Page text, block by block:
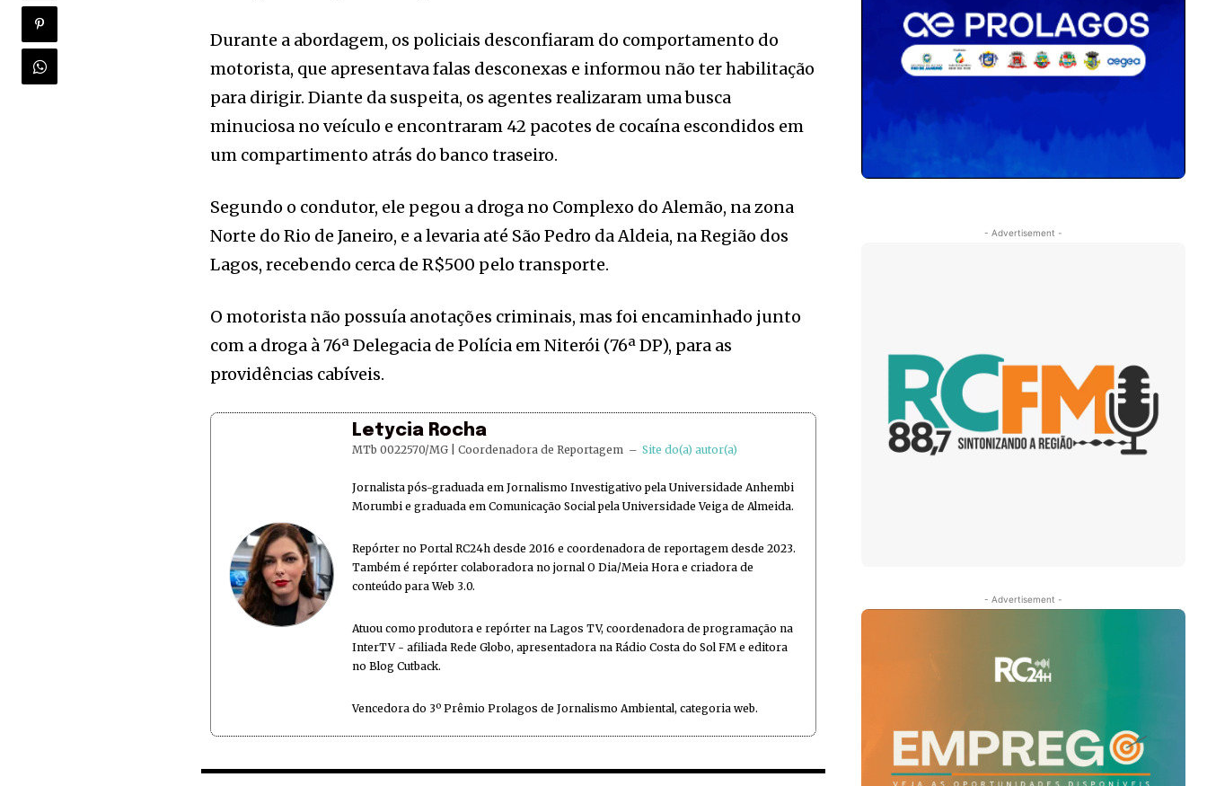
Durante a abordagem, os policiais desconfiaram do comportamento do
motorista, que apresentava falas desconexas e informou não ter habilitação
para dirigir. Diante da suspeita, os agentes realizaram uma busca
minuciosa no veículo e encontraram 42 pacotes de cocaína escondidos em
um compartimento atrás do banco traseiro.
Segundo o condutor, ele pegou a droga no Complexo do Alemão, na zona
Norte do Rio de Janeiro, e a levaria até São Pedro da Aldeia, na Região dos
Lagos, recebendo cerca de R$500 pelo transporte.
O motorista não possuía anotações criminais, mas foi encaminhado junto
com a droga à 76ª Delegacia de Polícia em Niterói (76ª DP), para as
providências cabíveis.
Letycia Rocha
MTb 0022570/MG | Coordenadora de Reportagem – Site do(a) autor(a)
Jornalista pós-graduada em Jornalismo Investigativo pela Universidade Anhembi
Morumbi e graduada em Comunicação Social pela Universidade Veiga de Almeida.
Repórter no Portal RC24h desde 2016 e coordenadora de reportagem desde 2023.
Também é repórter colaboradora no jornal O Dia/Meia Hora e criadora de
conteúdo para Web 3.0.
Atuou como produtora e repórter na Lagos TV, coordenadora de programação na
InterTV - afiliada Rede Globo, apresentadora na Rádio Costa do Sol FM e editora
no Blog Cutback.
Vencedora do 3º Prêmio Prolagos de Jornalismo Ambiental, categoria web.
- Advertisement -
- Advertisement -